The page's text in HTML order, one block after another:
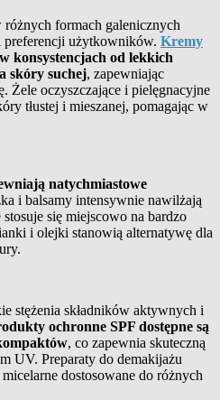
formach galenicznych
preferencji użytkowników. Kremy
konsystencjach od lekkich
skóry suchej, zapewniając
Żele oczyszczające i pielęgnacyjne
tłustej i mieszanej, pomagając w
natychmiastowe
i balsamy intensywnie nawilżają
stosuje się miejscowo na bardzo
i olejki stanowią alternatywę dla
stężenia składników aktywnych i
ochronne SPF dostępne są
, co zapewnia skuteczną
UV. Preparaty do demakijażu
dostosowane do różnych